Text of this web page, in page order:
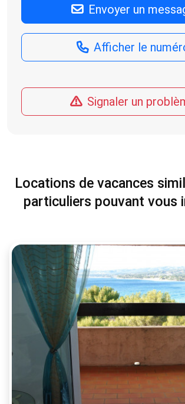
Envoyer un
Afficher le
Signaler un
Locations de vacances
particuliers pouvant vous